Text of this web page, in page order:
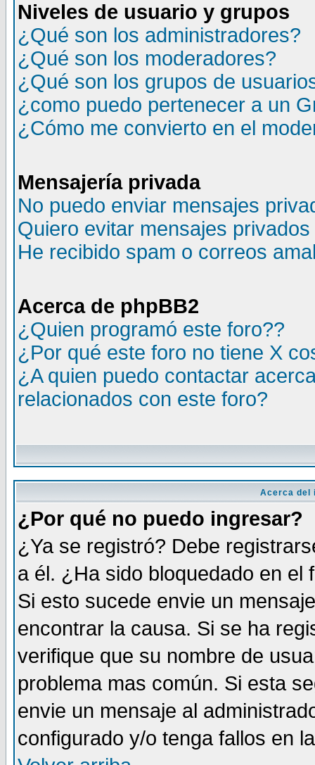
Niveles de usuario y grupos
¿Qué son los administradores?
¿Qué son los moderadores?
¿Qué son los grupos de
¿como puedo pertenecer a un
¿Cómo me convierto en el
Mensajería privada
No puedo enviar mensajes
Quiero evitar mensajes
He recibido spam o correos
Acerca de phpBB2
¿Quien programó este foro??
¿Por qué este foro no tiene X
¿A quien puedo contactar
relacionados con este foro?
Acerca del
¿Por qué no puedo ingresar?
¿Ya se registró? Debe
a él. ¿Ha sido bloquedado en
Si esto sucede envie un
encontrar la causa. Si se ha
verifique que su nombre de
problema mas común. Si esta
envie un mensaje al
configurado y/o tenga fallos en